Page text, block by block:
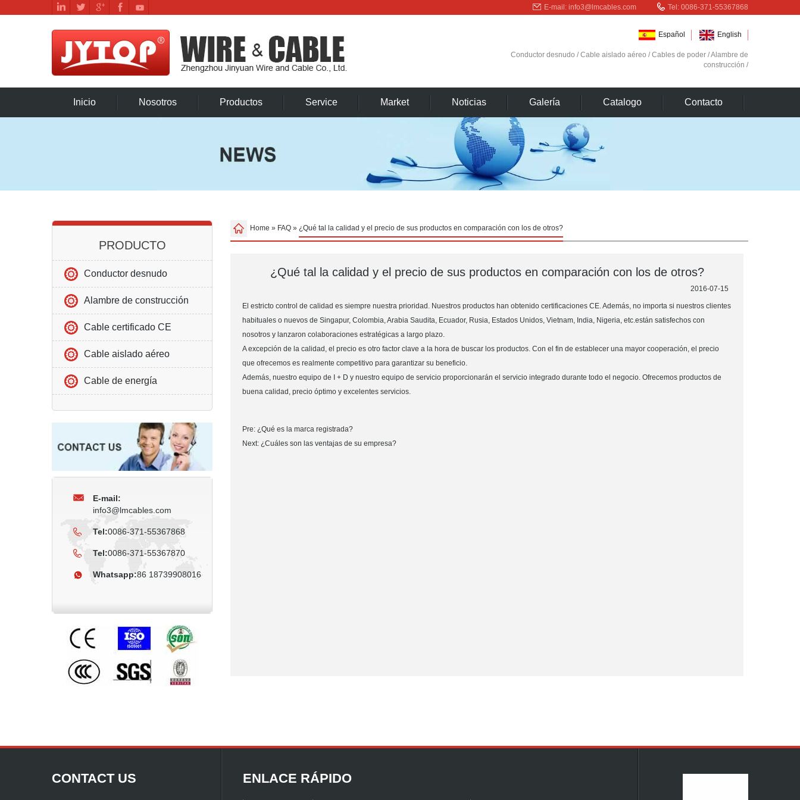
E-mail: info3@lmcables.com Tel: 0086-371-55367868
Español English
Conductor desnudo /Cable aislado aéreo /Cables de poder /Alambre de
construcción /
Inicio Nosotros Productos Service Market Noticias Galería Catalogo Contacto
PRODUCTO
Conductor desnudo
Alambre de construcción
Cable certificado CE
Cable aislado aéreo
Cable de energía
E-mail:
info3@lmcables.com
Tel:0086-371-55367868
Tel:0086-371-55367870
Whatsapp:86 18739908016
Home » FAQ » ¿Qué tal la calidad y el precio de sus productos en comparación con los de otros?
¿Qué tal la calidad y el precio de sus productos en comparación con los de otros?
2016-07-15
El estricto control de calidad es siempre nuestra prioridad. Nuestros productos han obtenido certificaciones CE. Además, no importa si nuestros clientes
habituales o nuevos de Singapur, Colombia, Arabia Saudita, Ecuador, Rusia, Estados Unidos, Vietnam, India, Nigeria, etc.están satisfechos con
nosotros y lanzaron colaboraciones estratégicas a largo plazo.
A excepción de la calidad, el precio es otro factor clave a la hora de buscar los productos. Con el fin de establecer una mayor cooperación, el precio
que ofrecemos es realmente competitivo para garantizar su beneficio.
Además, nuestro equipo de I + D y nuestro equipo de servicio proporcionarán el servicio integrado durante todo el negocio. Ofrecemos productos de
buena calidad, precio óptimo y excelentes servicios.
Pre: ¿Qué es la marca registrada?
Next: ¿Cuáles son las ventajas de su empresa?
CONTACT US ENLACE RÁPIDO